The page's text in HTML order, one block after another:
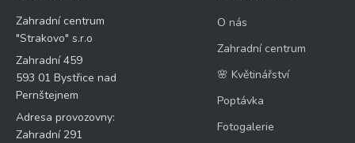
Zahradní centrum
"Strakovo" s.r.o
Zahradní 459
593 01 Bystřice nad
Pernštejnem
Adresa provozovny:
Zahradní 291
O nás
Zahradní centrum
🌸 Květinářství
Poptávka
Fotogalerie